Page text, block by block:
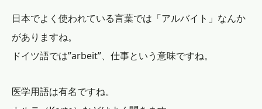
日本でよく使われている言葉では「アルバイト」なんか
がありますね。
ドイツ語では”arbeit”、仕事という意味ですね。
医学用語は有名ですね。